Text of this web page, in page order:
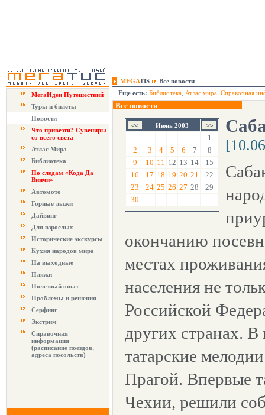
MEGATIS
Все новости
МегаИдеи Путешествий
Туры и билеты
Новости
Что привезти? Сувениры
со всего света
Атлас Мира
Библиотека
По следам «Кода Да
Винчи»
Автомото
Горные лыжи
Дайвинг
Для взрослых
Исторические экскурсы
Кухня народов мира
На выходные
Пляжи
Полезный опыт
Проблемы и решения
Серфинг
Экстрим
Справочная
информация
(расписание поездов,
адреса посольств)
Еще есть: Библиотека Атлас мира Справочная
Все новости
Июнь 2003
1
2
3 4 5 6 7
8
9
10 11 12 13 14
15
16
17 18 19 20 21
22
23
24 25 26 27 28
29
30
окончанию
местах
населения не
Российской
других странах.
татарские
Прагой. Впервые
Чехии, решили